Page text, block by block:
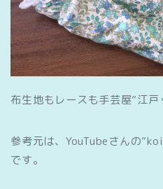
布生地もレースも手芸屋”江戸
参考元は、YouTubeさんの
です。